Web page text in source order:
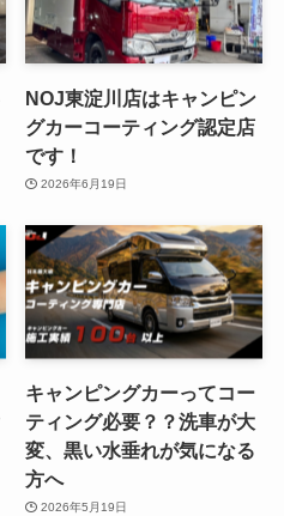
NOJ東淀川店はキャンピン
グカーコーティング認定店
です！
2026年6月19日
キャンピングカーってコー
ティング必要？？洗車が大
変、黒い水垂れが気になる
方へ
2026年5月19日